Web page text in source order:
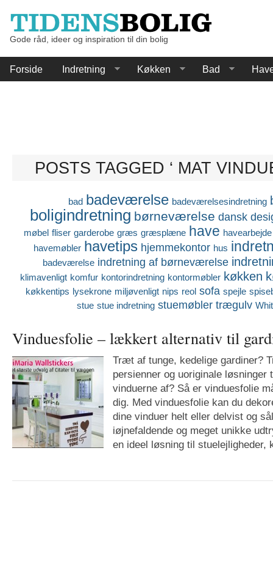
Gode råd, ideer og inspiration til din bolig
Forside Indretning Køkken Bad
POSTS TAGGED ‘ MAT
bad badeværelse badeværelsesindretning
boligindretning børneværelse dansk
møbel fliser garderobe græs græsplæne have havearbejde
havemøbler havetips hjemmekontor hus
badeværelse indretning af børneværelse
klimavenligt komfur kontorindretning kontormøbler køkken
køkkentips lysekrone miljøvenligt nips reol sofa spejle
stue stue indretning stuemøbler trægulv
Vinduesfolie – lækkert alternativ til
Træt af tunge, kedelige gardiner?
persienner og uoriginale
vinduerne af? Så er vinduesfolie
dig. Med vinduesfolie kan du
dine vinduer helt eller delvist og
iøjnefaldende og meget unikke
en ideel løsning til stuelejligheder,